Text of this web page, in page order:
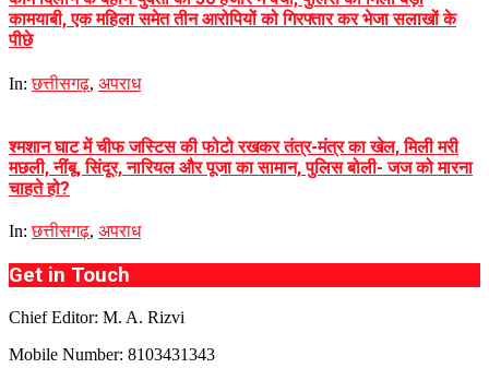
कामयाबी, एक महिला समेत तीन आरोपियों को गिरफ्तार कर भेजा सलाखों के
पीछे
In: छत्तीसगढ़, अपराध
श्मशान घाट में चीफ जस्टिस की फोटो रखकर तंत्र-मंत्र का खेल, मिली मरी
मछली, नींबू, सिंदूर, नारियल और पूजा का सामान, पुलिस बोली- जज को मारना
चाहते हो?
In: छत्तीसगढ़, अपराध
Get in Touch
Chief Editor: M. A. Rizvi
Mobile Number: 8103431343